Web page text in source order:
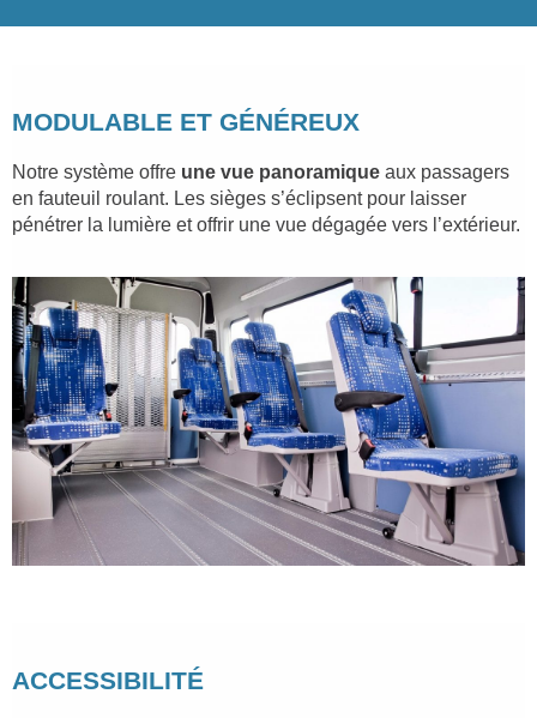
MODULABLE ET GÉNÉREUX
Notre système offre une vue panoramique aux passagers
en fauteuil roulant. Les sièges s’éclipsent pour laisser
pénétrer la lumière et offrir une vue dégagée vers l’extérieur.
ACCESSIBILITÉ